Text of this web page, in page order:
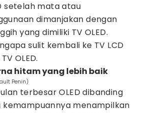
setelah mata atau
dimanjakan dengan
yang dimiliki TV OLED.
sulit kembali ke TV LCD
OLED.
hitam yang lebih baik
Penin)
terbesar OLED dibanding
kemampuannya menampilkan